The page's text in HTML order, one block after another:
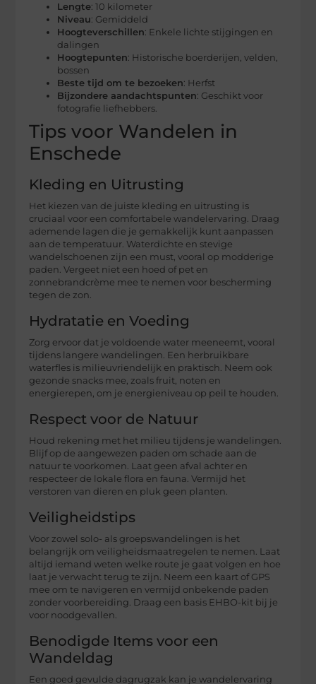
Lengte: 10 kilometer
Niveau: Gemiddeld
Hoogteverschillen: Enkele lichte stijgingen en
dalingen
Hoogtepunten: Historische boerderijen, velden,
bossen
Beste tijd om te bezoeken: Herfst
Bijzondere aandachtspunten: Geschikt voor
fotografie liefhebbers.
Tips voor Wandelen in
Enschede
Kleding en Uitrusting
Het kiezen van de juiste kleding en uitrusting is
cruciaal voor een comfortabele wandelervaring. Draag
ademende lagen die je gemakkelijk kunt aanpassen
aan de temperatuur. Waterdichte en stevige
wandelschoenen zijn een must, vooral op modderige
paden. Vergeet niet een hoed of pet en
zonnebrandcrème mee te nemen voor bescherming
tegen de zon.
Hydratatie en Voeding
Zorg ervoor dat je voldoende water meeneemt, vooral
tijdens langere wandelingen. Een herbruikbare
waterfles is milieuvriendelijk en praktisch. Neem ook
gezonde snacks mee, zoals fruit, noten en
energierepen, om je energieniveau op peil te houden.
Respect voor de Natuur
Houd rekening met het milieu tijdens je wandelingen.
Blijf op de aangewezen paden om schade aan de
natuur te voorkomen. Laat geen afval achter en
respecteer de lokale flora en fauna. Vermijd het
verstoren van dieren en pluk geen planten.
Veiligheidstips
Voor zowel solo- als groepswandelingen is het
belangrijk om veiligheidsmaatregelen te nemen. Laat
altijd iemand weten welke route je gaat volgen en hoe
laat je verwacht terug te zijn. Neem een kaart of GPS
mee om te navigeren en vermijd onbekende paden
zonder voorbereiding. Draag een basis EHBO-kit bij je
voor noodgevallen.
Benodigde Items voor een
Wandeldag
Een goed gevulde dagrugzak kan je wandelervaring